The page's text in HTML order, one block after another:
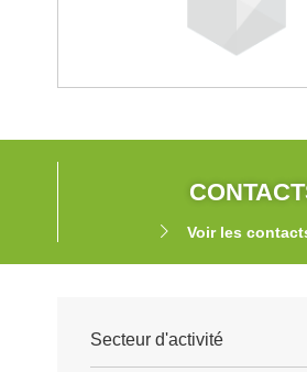
Voir les
Secteur d'activité